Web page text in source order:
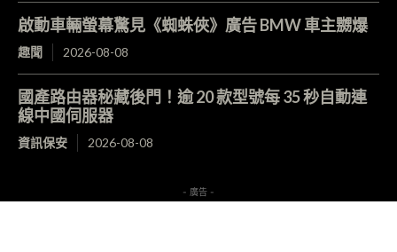
啟動車輛螢幕驚見《蜘蛛俠》廣告 BMW 車主嬲爆
趣聞 2026-08-08
國產路由器秘藏後門！逾 20 款型號每 35 秒自動連
線中國伺服器
資訊保安 2026-08-08
- 廣告 -